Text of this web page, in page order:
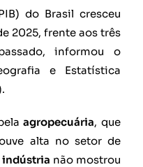
do Brasil cresceu
2025, frente aos três
informou o
e Estatística
agropecuária, que
alta no setor de
indústria não mostrou